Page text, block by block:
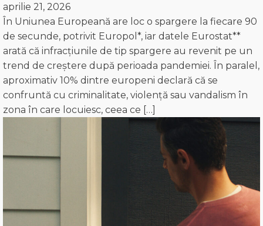
aprilie 21, 2026
În Uniunea Europeană are loc o spargere la fiecare 90
de secunde, potrivit Europol*, iar datele Eurostat**
arată că infracțiunile de tip spargere au revenit pe un
trend de creștere după perioada pandemiei. În paralel,
aproximativ 10% dintre europeni declară că se
confruntă cu criminalitate, violență sau vandalism în
zona în care locuiesc, ceea ce […]